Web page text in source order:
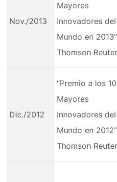
Nov./2013
Mayores
Innovadores del
Mundo en
Thomson
Dic./2012
“Premio a los
Mayores
Innovadores del
Mundo en
Thomson